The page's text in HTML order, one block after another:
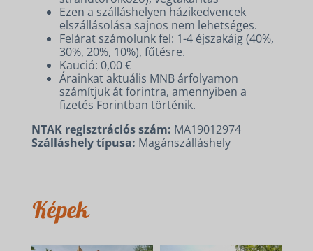
Ezen a szálláshelyen házikedvencek
elszállásolása sajnos nem lehetséges.
Felárat számolunk fel: 1-4 éjszakáig (40%,
30%, 20%, 10%), fűtésre.
Kaució: 0,00 €
Árainkat aktuális MNB árfolyamon
számítjuk át forintra, amennyiben a
fizetés Forintban történik.
NTAK regisztrációs szám: MA19012974
Szálláshely típusa: Magánszálláshely
Képek